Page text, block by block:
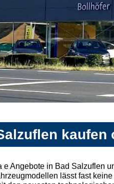
kaufen
Angebote in Bad Salzuflen
lässt fast